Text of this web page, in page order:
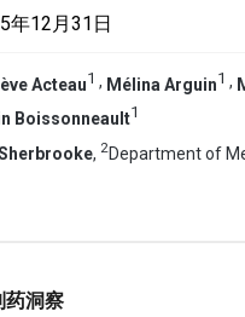
年12月31日
Acteau1 , Mélina Arguin1 ,
Boissonneault1
, 2Department of
药洞察